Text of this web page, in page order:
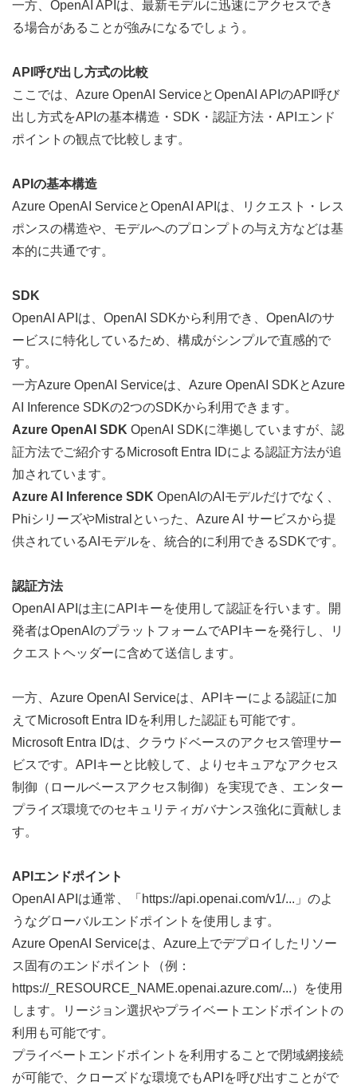
一方、OpenAI APIは、最新モデルに迅速にアクセスでき
る場合があることが強みになるでしょう。
API呼び出し方式の比較
ここでは、Azure OpenAI ServiceとOpenAI APIのAPI呼び
出し方式をAPIの基本構造・SDK・認証方法・APIエンド
ポイントの観点で比較します。
APIの基本構造
Azure OpenAI ServiceとOpenAI APIは、リクエスト・レス
ポンスの構造や、モデルへのプロンプトの与え方などは基
本的に共通です。
SDK
OpenAI APIは、 OpenAI SDKから利用でき、OpenAIのサ
ービスに特化しているため、構成がシンプルで直感的で
す。
一方Azure OpenAI Serviceは、 Azure OpenAI SDKとAzure
AI Inference SDKの2つのSDKから利用できます。
Azure OpenAI SDK OpenAI SDKに準拠していますが、認
証方法でご紹介するMicrosoft Entra IDによる認証方法が追
加されています。
Azure AI Inference SDK OpenAIのAIモデルだけでなく、
PhiシリーズやMistralといった、Azure AI サービスから提
供されているAIモデルを、統合的に利用できるSDKです。
認証方法
OpenAI APIは主にAPIキーを使用して認証を行います。開
発者はOpenAIのプラットフォームでAPIキーを発行し、リ
クエストヘッダーに含めて送信します。
一方、Azure OpenAI Serviceは、APIキーによる認証に加
えてMicrosoft Entra IDを利用した認証も可能です。
Microsoft Entra IDは、クラウドベースのアクセス管理サー
ビスです。APIキーと比較して、よりセキュアなアクセス
制御（ロールベースアクセス制御）を実現でき、エンター
プライズ環境でのセキュリティガバナンス強化に貢献しま
す。
APIエンドポイント
OpenAI APIは通常、「https://api.openai.com/v1/...」のよ
うなグローバルエンドポイントを使用します。
Azure OpenAI Serviceは、Azure上でデプロイしたリソー
ス固有のエンドポイント（例：
https://_RESOURCE_NAME.openai.azure.com/...）を使用
します。リージョン選択やプライベートエンドポイントの
利用も可能です。
プライベートエンドポイントを利用することで閉域網接続
が可能で、クローズドな環境でもAPIを呼び出すことがで